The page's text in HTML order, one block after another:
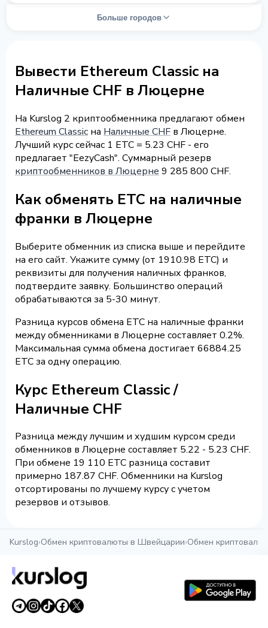
Больше городов
Вывести Ethereum Classic на
Наличные CHF в Люцерне
На Kurslog 2 криптообменника предлагают обмен
Ethereum Classic на Наличные CHF в Люцерне.
Лучший курс сейчас 1 ETC = 5.23 CHF - его
предлагает "EezyCash". Суммарный резерв
криптообменников в Люцерне 9 285 800 CHF.
Как обменять ETC на наличные
франки в Люцерне
Выберите обменник из списка выше и перейдите
на его сайт. Укажите сумму (от 1910.98 ETC) и
реквизиты для получения наличных франков,
подтвердите заявку. Большинство операций
обрабатываются за 5-30 минут.
Разница курсов обмена ETC на наличные франки
между обменниками в Люцерне составляет 0.2%.
Максимальная сумма обмена достигает 66884.25
ETC за одну операцию.
Курс Ethereum Classic /
Наличные CHF
Разница между лучшим и худшим курсом среди
обменников в Люцерне составляет 5.22 - 5.23 CHF.
При обмене 19 110 ETC разница составит
примерно 187.87 CHF. Обменники на Kurslog
отсортированы по лучшему курсу с учетом
резервов и отзывов.
Kurslog›Обмен криптовалюты в Швейцарии›Обмен